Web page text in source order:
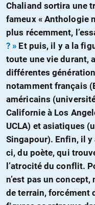
Chaliand sortira une
fameux « Anthologie
plus récemment,
? » Et puis, il y a la
toute une vie durant,
différentes
notamment français
américains
Californie à Los
UCLA) et asiatiques
Singapour). Enfin, il
ci, du poète, qui
l’atrocité du conflit.
n’est pas un
de terrain, forcément